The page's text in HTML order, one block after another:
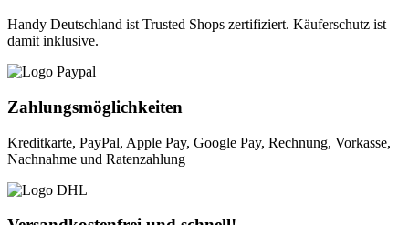
Handy Deutschland ist Trusted Shops zertifiziert. Käuferschutz ist
damit inklusive.
Zahlungsmöglichkeiten
Kreditkarte, PayPal, Apple Pay, Google Pay, Rechnung, Vorkasse,
Nachnahme und Ratenzahlung